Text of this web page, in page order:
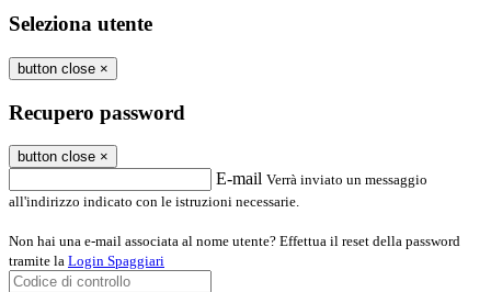
Seleziona utente
button close ×
Recupero password
button close ×
E-mail Verrà inviato un messaggio
all'indirizzo indicato con le istruzioni necessarie.
Non hai una e-mail associata al nome utente? Effettua il reset della password
tramite la Login Spaggiari